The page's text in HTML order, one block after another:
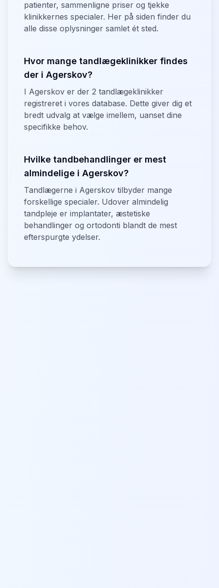
patienter, sammenligne priser og tjekke
klinikkernes specialer. Her på siden finder du
alle disse oplysninger samlet ét sted.
Hvor mange tandlægeklinikker findes
der i Agerskov?
I Agerskov er der 2 tandlægeklinikker
registreret i vores database. Dette giver dig et
bredt udvalg at vælge imellem, uanset dine
specifikke behov.
Hvilke tandbehandlinger er mest
almindelige i Agerskov?
Tandlægerne i Agerskov tilbyder mange
forskellige specialer. Udover almindelig
tandpleje er implantater, æstetiske
behandlinger og ortodonti blandt de mest
efterspurgte ydelser.